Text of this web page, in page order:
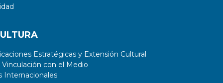
Estratégicas y Extensión Cultural
con el Medio
Internacionales